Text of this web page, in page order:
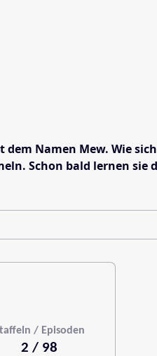
Namen Mew. Wie
Schon bald lernen sie
/ Episoden
2 / 98